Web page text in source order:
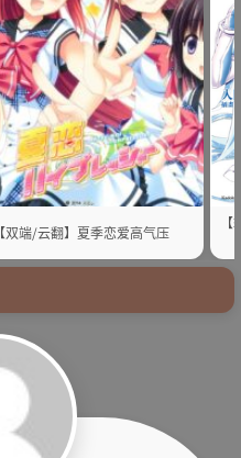
【双端/云翻】夏季恋爱高气压